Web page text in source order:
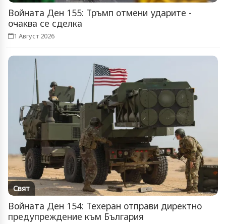
Войната Ден 155: Тръмп отмени ударите -
очаква се сделка
1 Август 2026
Свят
Войната Ден 154: Техеран отправи директно
предупреждение към България